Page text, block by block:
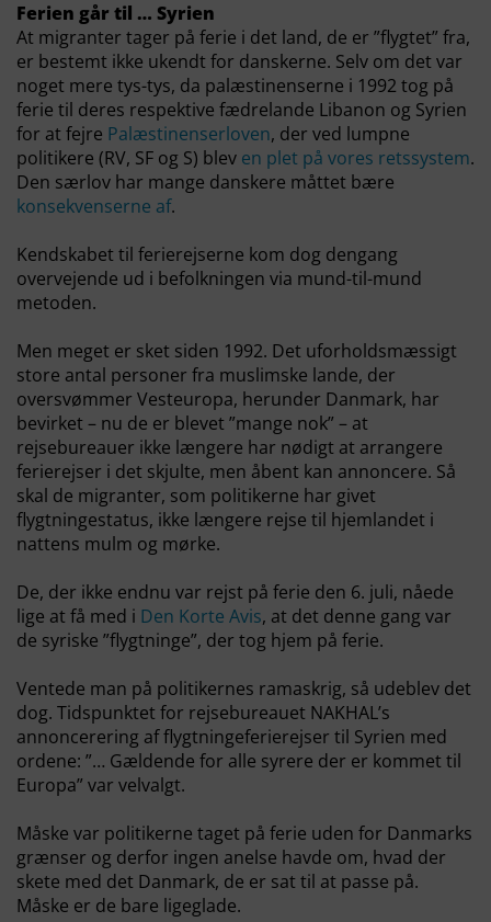
Ferien går til … Syrien
At migranter tager på ferie i det land, de er ”flygtet” fra,
er bestemt ikke ukendt for danskerne. Selv om det var
noget mere tys-tys, da palæstinenserne i 1992 tog på
ferie til deres respektive fædrelande Libanon og Syrien
for at fejre Palæstinenserloven, der ved lumpne
politikere (RV, SF og S) blev en plet på vores retssystem.
Den særlov har mange danskere måttet bære
konsekvenserne af.
Kendskabet til ferierejserne kom dog dengang
overvejende ud i befolkningen via mund-til-mund
metoden.
Men meget er sket siden 1992. Det uforholdsmæssigt
store antal personer fra muslimske lande, der
oversvømmer Vesteuropa, herunder Danmark, har
bevirket – nu de er blevet ”mange nok” – at
rejsebureauer ikke længere har nødigt at arrangere
ferierejser i det skjulte, men åbent kan annoncere. Så
skal de migranter, som politikerne har givet
flygtningestatus, ikke længere rejse til hjemlandet i
nattens mulm og mørke.
De, der ikke endnu var rejst på ferie den 6. juli, nåede
lige at få med i Den Korte Avis, at det denne gang var
de syriske ”flygtninge”, der tog hjem på ferie.
Ventede man på politikernes ramaskrig, så udeblev det
dog. Tidspunktet for rejsebureauet NAKHAL’s
annoncerering af flygtningeferierejser til Syrien med
ordene: ”… Gældende for alle syrere der er kommet til
Europa” var velvalgt.
Måske var politikerne taget på ferie uden for Danmarks
grænser og derfor ingen anelse havde om, hvad der
skete med det Danmark, de er sat til at passe på.
Måske er de bare ligeglade.